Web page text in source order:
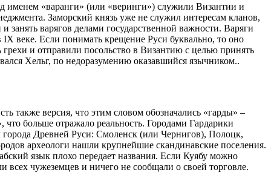
именем «варанги» (или «веринги») служили Византии и
Заморский князь уже не служил интересам кланов,
варягов делами государственной важности. Варяги
веке. Если понимать крещение Руси буквально, то оно
и отправили посольство в Византию с целью принять
Хельг, по недоразумению оказавшийся язычником..
также версия, что этим словом обозначались «гарды» –
больше отражало реальность. Городами Гардарики
Древней Руси: Смоленск (или Чернигов), Полоцк,
археологи нашли крупнейшие скандинавские поселения.
язык плохо передает названия. Если Куябу можно
всех чужеземцев и ничего не сообщали о своей торговле.